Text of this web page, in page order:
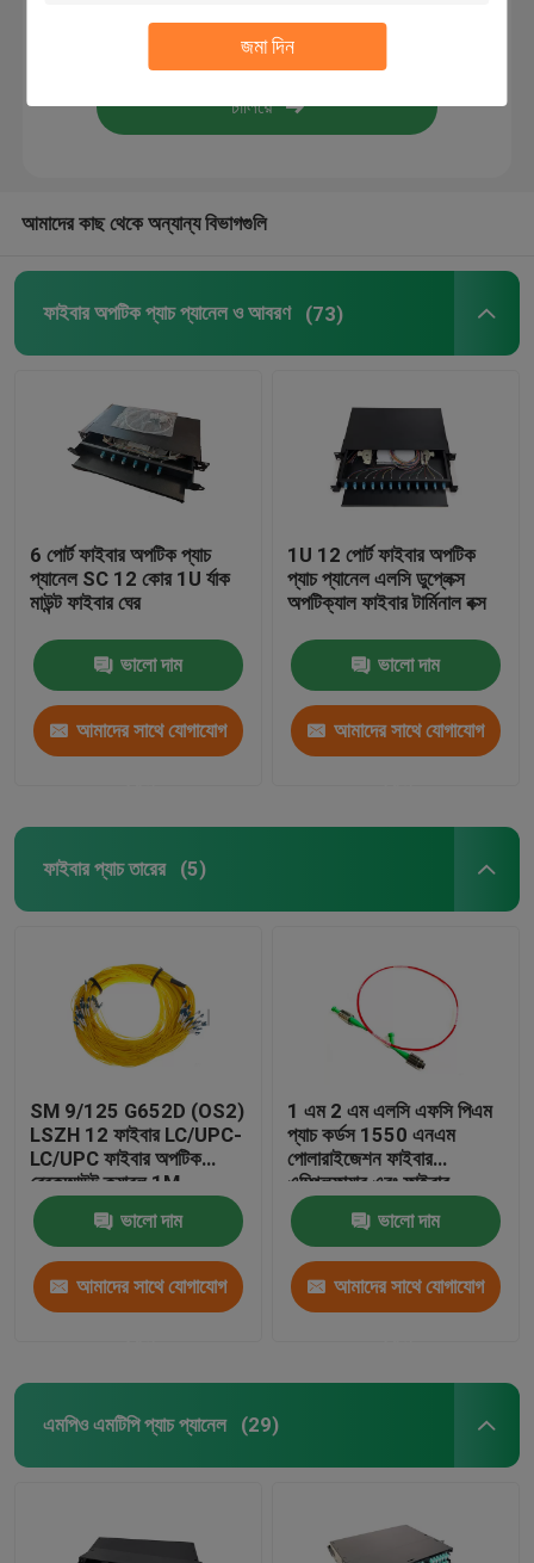
জমা দিন
সার্ভার র্যাক ক্যাবিনেট
আমাদের কাছ থেকে অন্যান্য বিভাগগুলি
ফাইবার অপটিক প্যাচ প্যানেল ও আবরণ (73)
6 পোর্ট ফাইবার অপটিক প্যাচ
প্যানেল SC 12 কোর 1U র্যাক
মাউন্ট ফাইবার ঘের
ভালো দাম
আমাদের সাথে যোগাযোগ
1U 12 পোর্ট ফাইবার অপটিক
প্যাচ প্যানেল এলসি ডুপ্লেক্স
অপটিক্যাল ফাইবার টার্মিনাল বক্স
ভালো দাম
আমাদের সাথে যোগাযোগ
ফাইবার প্যাচ তারের (5)
SM 9/125 G652D (OS2)
LSZH 12 ফাইবার LC/UPC-
LC/UPC ফাইবার অপটিক
ব্রেকআউট ক্যাবল 1M
ভালো দাম
আমাদের সাথে যোগাযোগ
1 এম 2 এম এলসি এফসি পিএম
প্যাচ কর্ডস 1550 এনএম
পোলারাইজেশন ফাইবার
এম্প্লিফায়ার এবং ফাইবার
লেজারের জন্য পিএমএফ প্যাচ কর্ড
বজায় রাখা
ভালো দাম
আমাদের সাথে যোগাযোগ
এমপিও এমটিপি প্যাচ প্যানেল (29)